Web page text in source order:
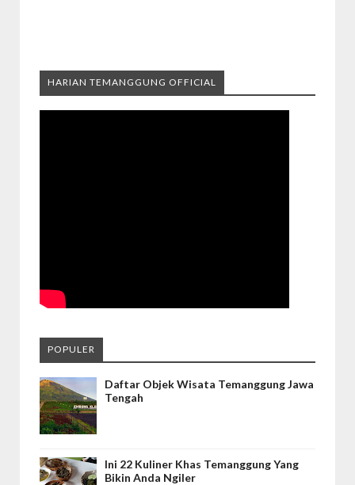
HARIAN TEMANGGUNG OFFICIAL
POPULER
Daftar Objek Wisata Temanggung Jawa
Tengah
Ini 22 Kuliner Khas Temanggung Yang
Bikin Anda Ngiler